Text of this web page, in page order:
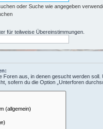
oder Suche wie angegeben
für teilweise Übereinstimmungen.
Foren aus, in denen gesucht werden soll.
sofern du die Option „Unterforen